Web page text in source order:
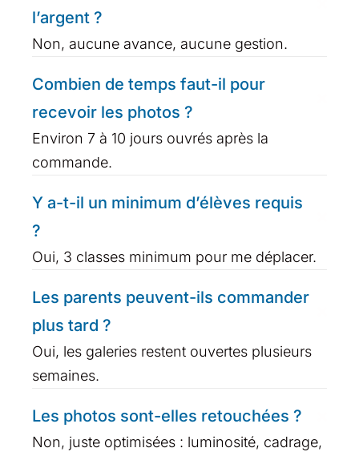
l’argent ?
Non, aucune avance, aucune gestion.
Combien de temps faut-il pour
recevoir les photos ?
Environ 7 à 10 jours ouvrés après la
commande.
Y a-t-il un minimum d’élèves requis
?
Oui, 3 classes minimum pour me déplacer.
Les parents peuvent-ils commander
plus tard ?
Oui, les galeries restent ouvertes plusieurs
semaines.
Les photos sont-elles retouchées ?
Non, juste optimisées : luminosité, cadrage,